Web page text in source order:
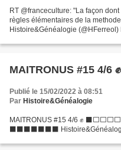
RT @franceculture: "La façon
règles élémentaires de la
Histoire&Généalogie (@HFerreol)
MAITRONUS #15 4/6
Publié le 15/02/2022 à 08:51
Par Histoire&Généalogie
MAITRONUS #15 4/6 ✊
⬛⬛⬛⬛⬛⬛⬛